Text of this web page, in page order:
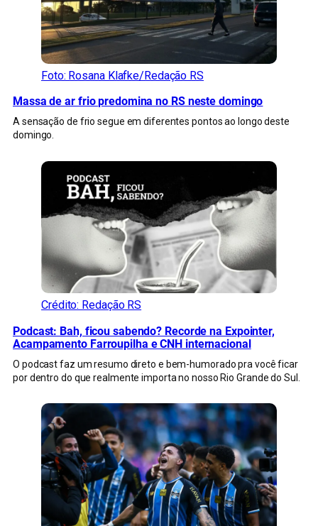
Foto: Rosana Klafke/Redação RS
Massa de ar frio predomina no RS neste domingo
A sensação de frio segue em diferentes pontos ao longo deste
domingo.
Crédito: Redação RS
Podcast: Bah, ficou sabendo? Recorde na Expointer,
Acampamento Farroupilha e CNH internacional
O podcast faz um resumo direto e bem-humorado pra você ficar
por dentro do que realmente importa no nosso Rio Grande do Sul.